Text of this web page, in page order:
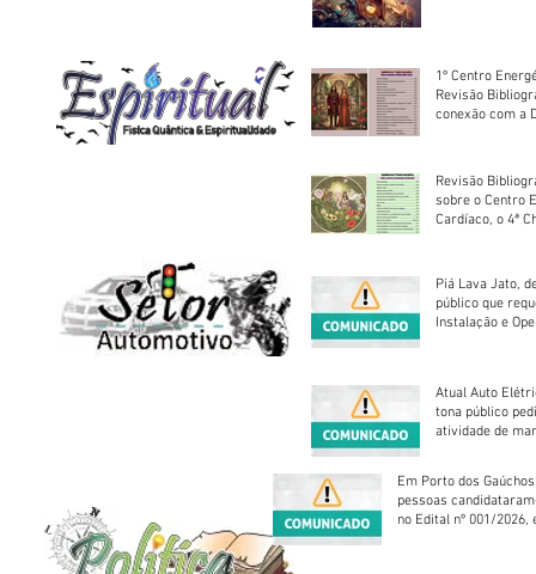
1º Centro
Revisão
conexão com a
Revisão
sobre o Centro
Cardíaco, o 4ª
Piá Lava Jato,
público que
Instalação e
Atual Auto
tona público
atividade de
Em Porto dos
pessoas
no Edital nº 001/2026,